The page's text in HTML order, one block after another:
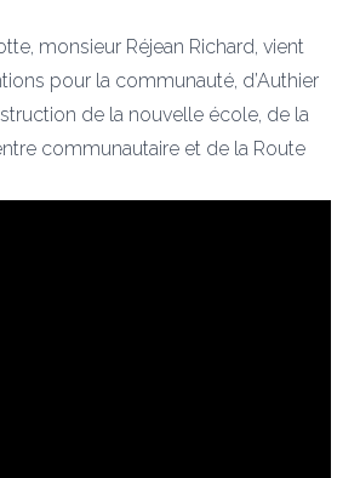
monsieur Réjean Richard, vient
pour la communauté, d’Authier
de la nouvelle école, de la
communautaire et de la Route